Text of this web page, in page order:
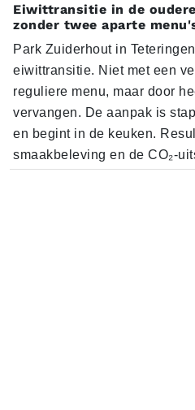
Eiwittransitie in de
zonder twee aparte
Park Zuiderhout in
eiwittransitie. Niet met een
reguliere menu, maar door
vervangen. De aanpak is
en begint in de keuken.
smaakbeleving en de CO₂-